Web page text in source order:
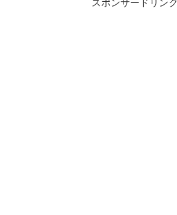
スポンサードリンク